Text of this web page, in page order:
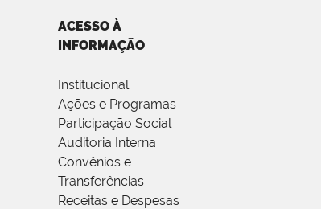
ACESSO À
INFORMAÇÃO
Institucional
Ações e Programas
Participação Social
Auditoria Interna
Convênios e
Transferências
Receitas e Despesas